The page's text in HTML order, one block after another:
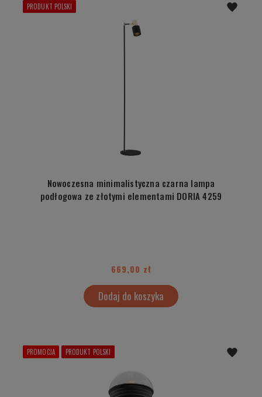
Nowoczesna minimalistyczna czarna lampa
podłogowa ze złotymi elementami DORIA 4259
669,00 zł
Dodaj do koszyka
PRODUKT POLSKI
PROMOCJA PRODUKT POLSKI